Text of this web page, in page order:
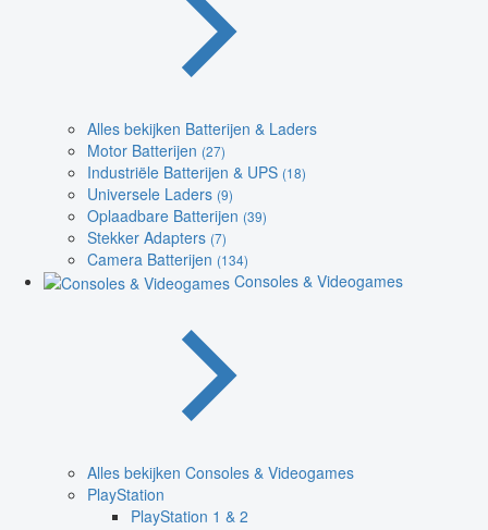
Alles bekijken Batterijen & Laders
Motor Batterijen (27)
Industriële Batterijen & UPS (18)
Universele Laders (9)
Oplaadbare Batterijen (39)
Stekker Adapters (7)
Camera Batterijen (134)
Consoles & Videogames
Alles bekijken Consoles & Videogames
PlayStation
PlayStation 1 & 2